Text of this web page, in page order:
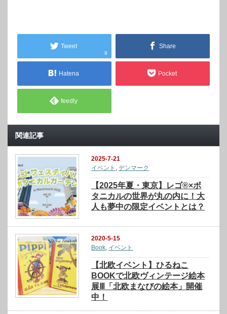
Tweet
9
Share
Hatena Pocket
feedly
関連記事
2025-7-21
イベント ,デンマーク
【2025年夏・東京】レゴ®×ボ
タニカルの世界が丸の内に！大
人も夢中の限定イベントとは？
2020-5-15
Book イベント
【北欧イベント】ひるねこ
BOOKで北欧ヴィンテージ絵本
展Ⅲ「北欧まなびの絵本」開催
中！